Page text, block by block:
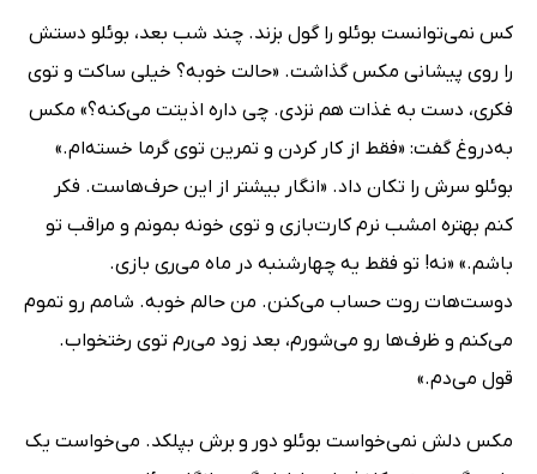
کس نمی‌توانست بوئلو را گول بزند. چند شب بعد، بوئلو دستش
را روی پیشانی مکس گذاشت. «حالت خوبه؟ خیلی ساکت و توی
فکری، دست به غذات هم نزدی. چی داره اذیتت می‌کنه؟» مکس
به‌دروغ گفت: «فقط از کار کردن و تمرین توی گرما خسته‌ام.»
بوئلو سرش را تکان داد. «انگار بیشتر از این حرف‌هاست. فکر
کنم بهتره امشب نرم کارت‌بازی و توی خونه بمونم و مراقب تو
باشم.» «نه! تو فقط یه چهارشنبه در ماه می‌ری بازی.
دوست‌هات روت حساب می‌کنن. من حالم خوبه. شامم رو تموم
می‌کنم و ظرف‌ها رو می‌شورم، بعد زود می‌رم توی رختخواب.
قول می‌دم.»
مکس دلش نمی‌خواست بوئلو دور و برش بپلکد. می‌خواست یک